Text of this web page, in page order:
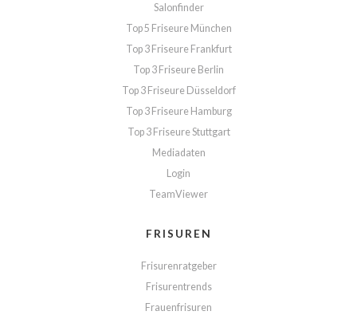
Salonfinder
Top 5 Friseure München
Top 3 Friseure Frankfurt
Top 3 Friseure Berlin
Top 3 Friseure Düsseldorf
Top 3 Friseure Hamburg
Top 3 Friseure Stuttgart
Mediadaten
Login
TeamViewer
FRISUREN
Frisurenratgeber
Frisurentrends
Frauenfrisuren